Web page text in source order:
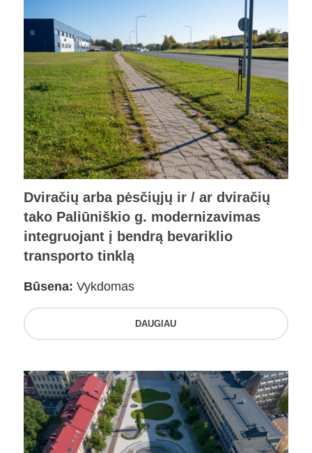
Dviračių arba pėsčiųjų ir / ar dviračių
tako Paliūniškio g. modernizavimas
integruojant į bendrą bevariklio
transporto tinklą
Būsena: Vykdomas
DAUGIAU